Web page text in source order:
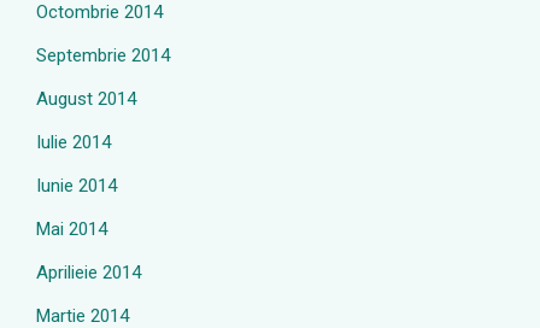
Octombrie 2014
Septembrie 2014
August 2014
Iulie 2014
Iunie 2014
Mai 2014
Aprilieie 2014
Martie 2014